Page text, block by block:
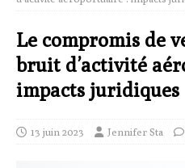
Le compromis de
bruit d’activité
impacts juridiques
13 juin 2023 Jennifer Sta